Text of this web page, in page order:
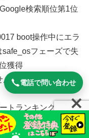
検索順位第1位
boot操作中にエラ
フェーズで失
獲得
2019」のGoogle検
トランキング第1位
トおすすめ順第1位
電話で問い合わせ